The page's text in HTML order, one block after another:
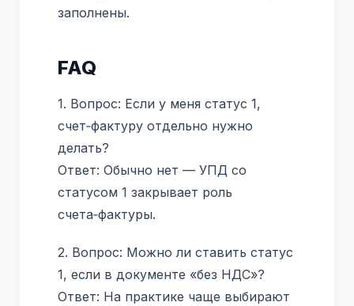
заполнены.
FAQ
1. Вопрос: Если у меня статус 1,
счет‑фактуру отдельно нужно
делать?
Ответ: Обычно нет — УПД со
статусом 1 закрывает роль
счета‑фактуры.
2. Вопрос: Можно ли ставить статус
1, если в документе «без НДС»?
Ответ: На практике чаще выбирают